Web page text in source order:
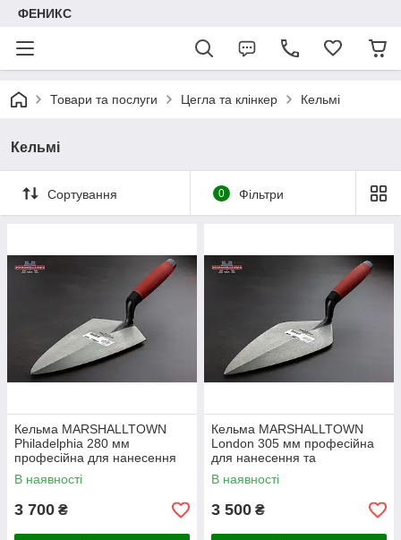
ФЕНИКС
Товари та послуги Цегла та клінкер Кельмі
Кельмі
Сортування 0 Фільтри
Кельма MARSHALLTOWN
Philadelphia 280 мм
професійна для нанесення
та вирівнювання штукатурки
В наявності
3 700 ₴
Кельма MARSHALLTOWN
London 305 мм професійна
для нанесення та
вирівнювання штукатурки
В наявності
3 500 ₴